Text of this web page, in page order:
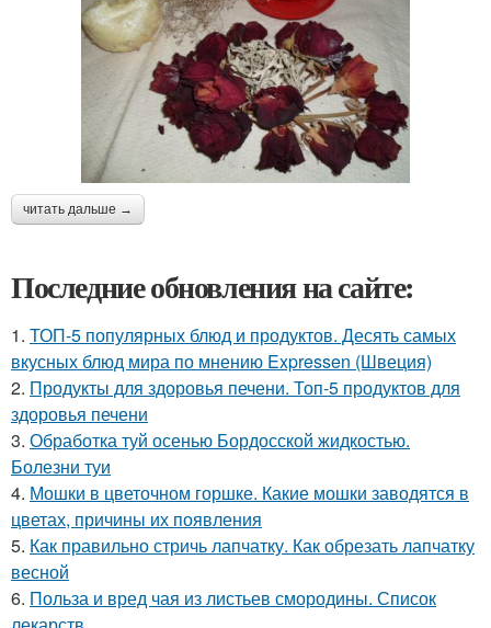
Флористические
картины
Объемная картина
Картина из сухих
листьев
читать дальше →
Последние обновления на сайте:
1. ТОП-5 популярных блюд и продуктов. Десять самых
вкусных блюд мира по мнению Expressen (Швеция)
2. Продукты для здоровья печени. Топ-5 продуктов для
здоровья печени
3. Обработка туй осенью Бордосской жидкостью.
Болезни туи
4. Мошки в цветочном горшке. Какие мошки заводятся в
цветах, причины их появления
5. Как правильно стричь лапчатку. Как обрезать лапчатку
весной
6. Польза и вред чая из листьев смородины. Список